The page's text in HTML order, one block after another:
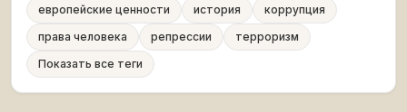
европейские ценности
история
коррупция
права человека
репрессии
терроризм
Показать все теги